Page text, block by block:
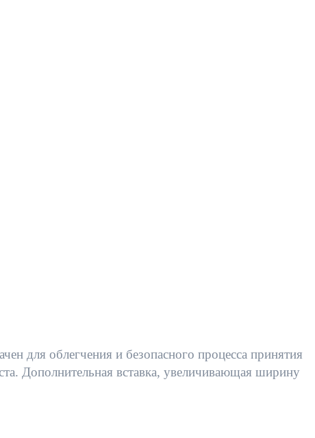
для облегчения и безопасного процесса принятия
Дополнительная вставка, увеличивающая ширину